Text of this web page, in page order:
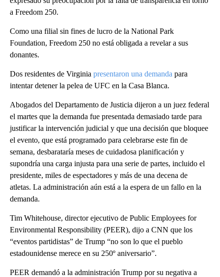
a Freedom 250.
Como una filial sin fines de lucro de la National Park
Foundation, Freedom 250 no está obligada a revelar a sus
donantes.
Dos residentes de Virginia presentaron una demanda para
intentar detener la pelea de UFC en la Casa Blanca.
Abogados del Departamento de Justicia dijeron a un juez federal
el martes que la demanda fue presentada demasiado tarde para
justificar la intervención judicial y que una decisión que bloquee
el evento, que está programado para celebrarse este fin de
semana, desbarataría meses de cuidadosa planificación y
supondría una carga injusta para una serie de partes, incluido el
presidente, miles de espectadores y más de una decena de
atletas. La administración aún está a la espera de un fallo en la
demanda.
Tim Whitehouse, director ejecutivo de Public Employees for
Environmental Responsibility (PEER), dijo a CNN que los
“eventos partidistas” de Trump “no son lo que el pueblo
estadounidense merece en su 250º aniversario”.
PEER demandó a la administración Trump por su negativa a